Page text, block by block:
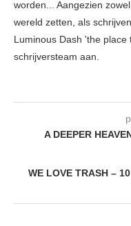
worden... Aangezien
wereld zetten, als
Luminous Dash 'the
schrijversteam aan.
A DEEPER
WE LOVE TRASH –